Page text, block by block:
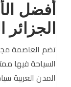
أفضل
تضم العاصمة
السياحة فيها
المدن العربية